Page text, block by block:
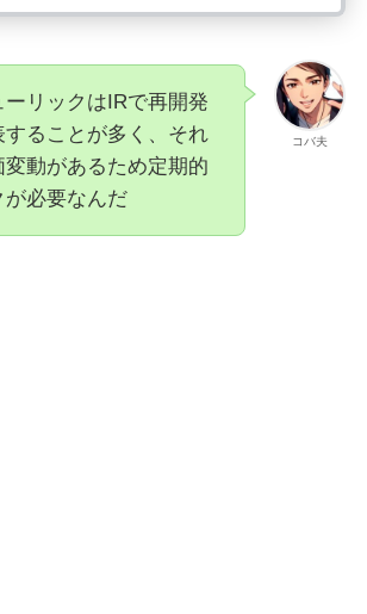
コバ夫
リックはIRで再開発
することが多く、それ
変動があるため定期的
が必要なんだ